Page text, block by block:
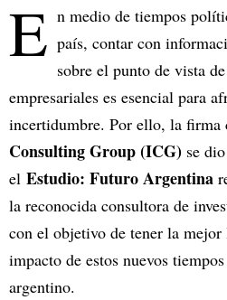
E n medio de tiempos
país, contar con
sobre el punto de vista
empresariales es esencial para
incertidumbre. Por ello, la firma
Consulting Group (ICG) se
el Estudio: Futuro Argentina
la reconocida consultora de
con el objetivo de tener la
impacto de estos nuevos
argentino.